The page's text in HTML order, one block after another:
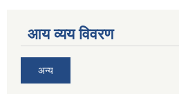
आय व्यय विवरण
अन्य